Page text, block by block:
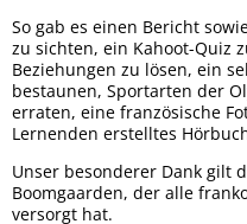
So gab es einen Bericht
zu sichten, ein Kahoot-Quiz
Beziehungen zu lösen, ein
bestaunen, Sportarten der
erraten, eine französische
Lernenden erstelltes
Unser besonderer Dank gilt
Boomgaarden, der alle
versorgt hat.